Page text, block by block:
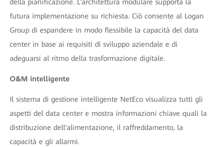
della pianificazione. L'architettura modulare supporta la
futura implementazione su richiesta. Ciò consente al Logan
Group di espandere in modo flessibile la capacità del data
center in base ai requisiti di sviluppo aziendale e di
adeguarsi al ritmo della trasformazione digitale.
O&M intelligente
Il sistema di gestione intelligente NetEco visualizza tutti gli
aspetti del data center e mostra informazioni chiave quali la
distribuzione dell'alimentazione, il raffreddamento, la
capacità e gli allarmi.